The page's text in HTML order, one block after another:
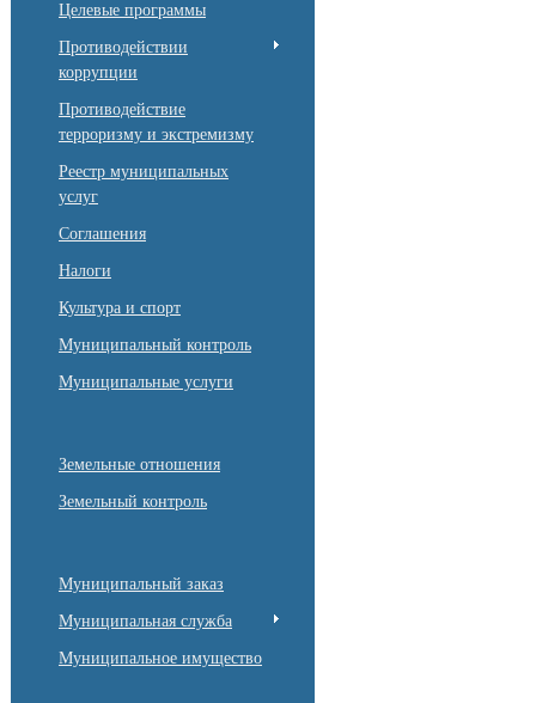
Целевые программы
Противодействии
коррупции
Противодействие
терроризму и экстремизму
Реестр муниципальных
услуг
Соглашения
Налоги
Культура и спорт
Муниципальный контроль
Муниципальные услуги
Земельные отношения
Земельный контроль
Муниципальный заказ
Муниципальная служба
Муниципальное имущество